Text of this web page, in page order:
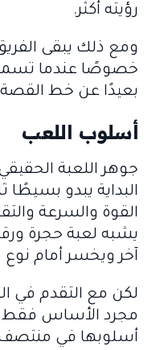
رؤيته أكثر.
ومع ذلك يبقى
خصوصًا عندما تسمح
بعيدًا عن خط القصة
أسلوب اللعب
جوهر اللعبة
البداية يبدو
القوة والسرعة
يشبه لعبة حجرة
آخر ويخسر أمام
لكن مع التقدم في
مجرد الأساس فقط
أسلوبها في